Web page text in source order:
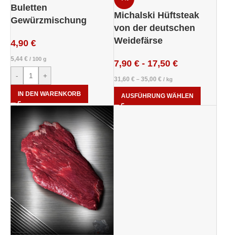
Buletten
Gewürzmischung
4,90 €
5,44 € / 100 g
- +
IN DEN WARENKORB
Michalski Hüftsteak
von der deutschen
Weidefärse
7,90 €- 17,50 €
31,60 € – 35,00 € / kg
AUSFÜHRUNG WÄHLEN